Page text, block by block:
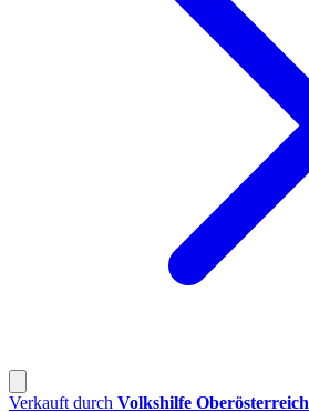
Verkauft durch Volkshilfe Oberösterreich